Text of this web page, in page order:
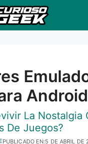
Android
La Nostalgia
De Juegos?
PUBLICADO EN:5 DE ABRIL DE